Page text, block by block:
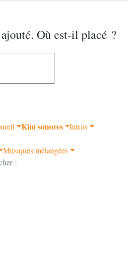
Où est-il placé ?
Kim sonores Intrus
Musiques mélangées
: